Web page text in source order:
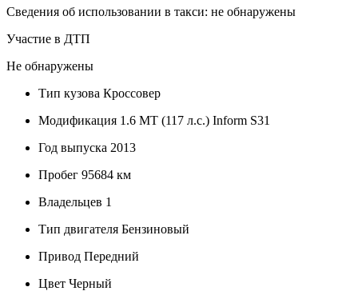
Сведения об использовании в такси: не обнаружены
Участие в ДТП
Не обнаружены
Тип кузова Кроссовер
Модификация 1.6 MT (117 л.с.) Inform S31
Год выпуска 2013
Пробег 95684 км
Владельцев 1
Тип двигателя Бензиновый
Привод Передний
Цвет Черный